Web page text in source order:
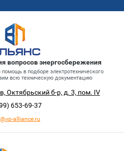
вопросов энергосбережения
в подборе электротехнического
всю техническую документацию
Октябрьский б-р, д. 3, пом. IV
653-69-37
alliance.ru